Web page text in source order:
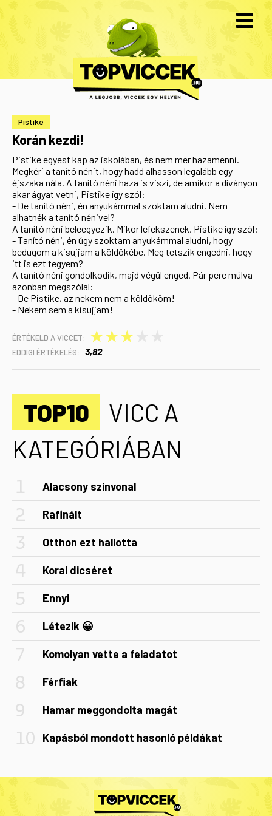
Pistike
Korán kezdi!
Pistike egyest kap az iskolában, és nem mer hazamenni.
Megkéri a tanító nénit, hogy hadd alhasson legalább egy
éjszaka nála. A tanító néni haza is viszi, de amikor a díványon
akar ágyat vetni, Pistike így szól:
- De tanító néni, én anyukámmal szoktam aludni. Nem
alhatnék a tanító nénivel?
A tanító néni beleegyezik. Mikor lefekszenek, Pistike így szól:
- Tanító néni, én úgy szoktam anyukámmal aludni, hogy
bedugom a kisujjam a köldökébe. Meg tetszik engedni, hogy
itt is ezt tegyem?
A tanító néni gondolkodik, majd végül enged. Pár perc múlva
azonban megszólal:
- De Pistike, az nekem nem a köldököm!
- Nekem sem a kisujjam!
ÉRTÉKELD A VICCET: ★
★
★
EDDIGI ÉRTÉKELÉS: 3,82
TOP10
VICC A
KATEGÓRIÁBAN
Alacsony színvonal
Rafinált
Otthon ezt hallotta
Korai dicséret
Ennyi
Létezik 😀
Komolyan vette a feladatot
Férfiak
Hamar meggondolta magát
Kapásból mondott hasonló példákat